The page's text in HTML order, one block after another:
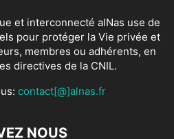
et interconnecté alNas use de
pour protéger la Vie privée et
membres ou adhérents, en
directives de la CNIL.
contact[@]alnas.fr
NOUS